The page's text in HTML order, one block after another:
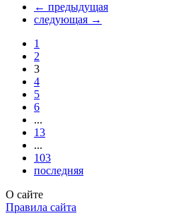
← предыдущая
следующая →
1
2
3
4
5
6
...
13
...
103
последняя
О сайте
Правила сайта